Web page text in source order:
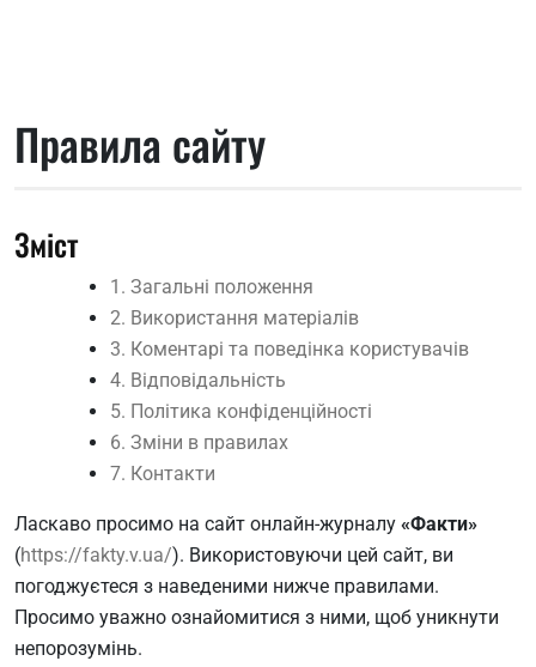
Правила сайту
Зміст
1. Загальні положення
2. Використання матеріалів
3. Коментарі та поведінка користувачів
4. Відповідальність
5. Політика конфіденційності
6. Зміни в правилах
7. Контакти
Ласкаво просимо на сайт онлайн-журналу «Факти»
(https://fakty.v.ua/). Використовуючи цей сайт, ви
погоджуєтеся з наведеними нижче правилами.
Просимо уважно ознайомитися з ними, щоб уникнути
непорозумінь.